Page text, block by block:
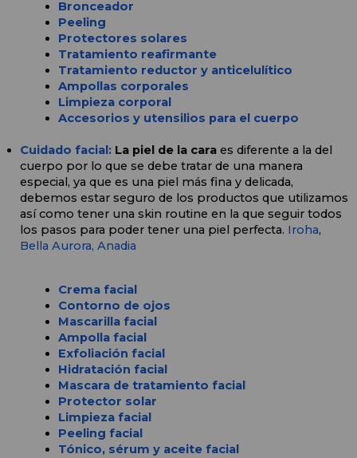
Bronceador
Peeling
Protectores solares
Tratamiento reafirmante
Tratamiento reductor y anticelulítico
Ampollas corporales
Limpieza corporal
Accesorios y utensilios para el cuerpo
Cuidado facial: La piel de la cara es diferente a la del
cuerpo por lo que se debe tratar de una manera
especial, ya que es una piel más fina y delicada,
debemos estar seguro de los productos que utilizamos
así como tener una skin routine en la que seguir todos
los pasos para poder tener una piel perfecta. Iroha
Bella Aurora, Anadia
Crema facial
Contorno de ojos
Mascarilla facial
Ampolla facial
Exfoliación facial
Hidratación facial
Mascara de tratamiento facial
Protector solar
Limpieza facial
Peeling facial
Tónico, sérum y aceite facial